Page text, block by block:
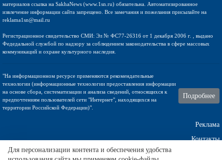
материалов ссылка на SakhaNews (www.1sn.ru) обязательна. Автоматизированное
извлечение информации сайта запрещено. Все замечания и пожелания присылайте на
reklama1sn@mail.ru
Регистрационное свидетельство СМИ: Эл № ФС77-26316 от 1 декабря 2006 г. , выдано
Федедальной службой по надзору за соблюдением законодательства в сфере массовых
коммуникаций и охране культурного наследия.
"На информационном ресурсе применяются рекомендательные
технологии (информационные технологии предоставления информации
на основе сбора, систематизации и анализа сведений, относящихся к
предпочтениям пользователей сети "Интернет", находящихся на
территории Российской Федерации)".
Подробнее
Реклама
Контакты
Для персонализации контента и обеспечения удобства